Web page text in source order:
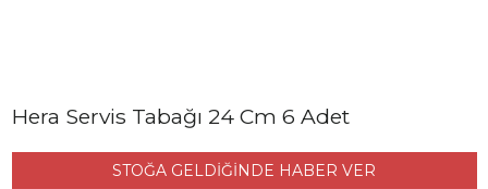
Hera Servis Tabağı 24 Cm 6 Adet
STOĞA GELDİĞİNDE HABER VER